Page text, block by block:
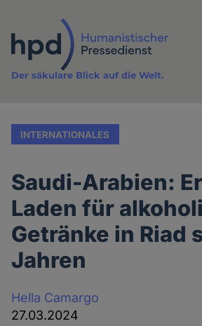
Inhalt
Der säkulare Blick auf die Welt.
INTERNATIONALES
Saudi-Arabien:
Laden für
Getränke in Riad
Jahren
Hella Camargo
27.03.2024